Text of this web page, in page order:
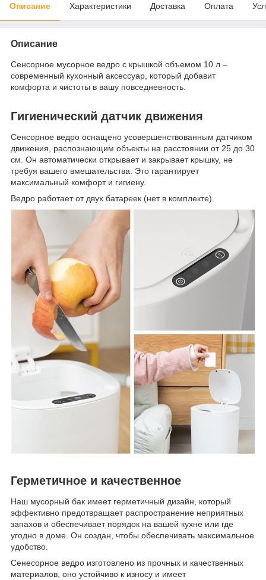
Описание Характеристики Доставка Оплата
Описание
Сенсорное мусорное ведро с крышкой объемом 10 л –
современный кухонный аксессуар, который добавит
комфорта и чистоты в вашу повседневность.
Гигиенический датчик движения
Сенсорное ведро оснащено усовершенствованным датчиком
движения, распознающим объекты на расстоянии от 25 до 30
см. Он автоматически открывает и закрывает крышку, не
требуя вашего вмешательства. Это гарантирует
максимальный комфорт и гигиену.
Ведро работает от двух батареек (нет в комплекте).
Герметичное и качественное
Наш мусорный бак имеет герметичный дизайн, который
эффективно предотвращает распространение неприятных
запахов и обеспечивает порядок на вашей кухне или где
угодно в доме. Он создан, чтобы обеспечивать максимальное
удобство.
Сенесорное ведро изготовлено из прочных и качественных
материалов, оно устойчиво к износу и имеет